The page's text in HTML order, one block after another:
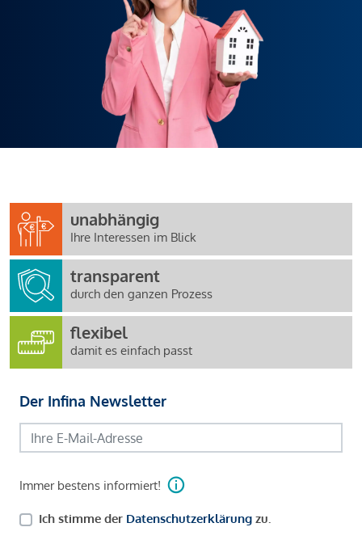
unabhängig
Ihre Interessen im Blick
transparent
durch den ganzen Prozess
flexibel
damit es einfach passt
Der Infina Newsletter
Immer bestens informiert!
Ich stimme der Datenschutzerklärung zu.